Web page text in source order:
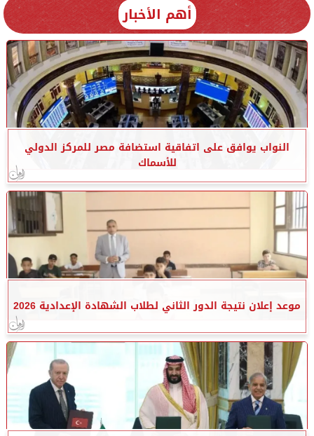
أهم الأخبار
النواب يوافق على اتفاقية استضافة مصر للمركز الدولي
للأسماك
موعد إعلان نتيجة الدور الثاني لطلاب الشهادة الإعدادية 2026